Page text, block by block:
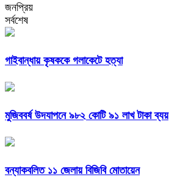
জনপ্রিয়
সর্বশেষ
গাইবান্ধায় কৃষককে গলাকেটে হত্যা
মুজিববর্ষ উদযাপনে ৯৮২ কোটি ৯১ লাখ টাকা ব্যয়
বন্যাকবলিত ১১ জেলায় বিজিবি মোতায়েন